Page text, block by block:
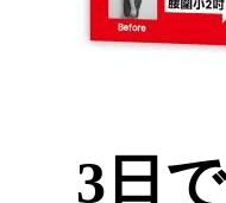
3日